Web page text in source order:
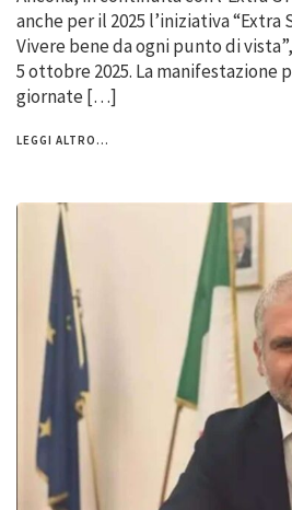
anche per il 2025 l’iniziativa
Vivere bene da ogni punto di
5 ottobre 2025. La manifestazione
giornate […]
LEGGI ALTRO...